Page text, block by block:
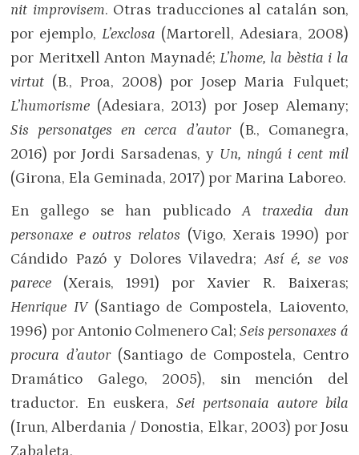
nit improvisem. Otras traducciones al catalán son,
por ejemplo,L’exclosa (Martorell, Adesiara, 2008)
por Meritxell Anton Maynadé; L’home, la bèstia i la
virtut (B., Proa, 2008) por Josep Maria Fulquet;
L’humorisme (Adesiara, 2013) por Josep Alemany;
Sis personatges en cerca d’autor(B., Comanegra,
2016) por Jordi Sarsadenas, y Un, ningú i cent mil
(Girona, Ela Geminada, 2017) por Marina Laboreo.
En gallego se han publicadoA traxedia dun
personaxe e outros relatos (Vigo, Xerais 1990) por
Cándido Pazó y Dolores Vilavedra;Así é, se vos
parece (Xerais, 1991) por Xavier R. Baixeras;
Henrique IV(Santiago de Compostela, Laiovento,
1996) por Antonio Colmenero Cal;Seis personaxes á
procura d’autor(Santiago de Compostela, Centro
Dramático Galego, 2005), sin mención del
traductor. En euskera, Sei pertsonaia autore bila
(Irun, Alberdania / Donostia, Elkar, 2003) por Josu
Zabaleta.